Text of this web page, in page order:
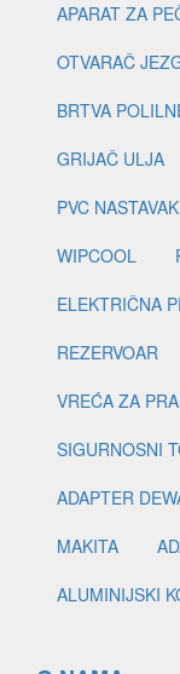
APARAT ZA
OTVARAČ
BRTVA
GRIJAČ ULJA
PVC NASTAVAK
WIPCOOL
ELEKTRIČNA
REZERVOAR
VREĆA ZA
SIGURNOSNI
ADAPTER
MAKITA
ALUMINIJSKI